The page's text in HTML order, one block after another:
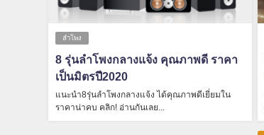
ลำโพง
8 รุ่นลำโพงกลางแจ้ง คุณภาพดี ราคา
เป็นมิตรปี2020
แนะนำ8รุ่นลำโพงกลางแจ้ง ได้คุณภาพดีเยี่ยมใน
ราคาน่าคบ คลิก! อ่านกันเลย...